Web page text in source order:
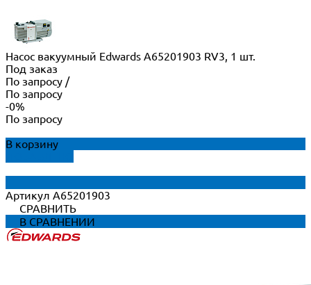
Насос вакуумный Edwards A65201903 RV3, 1 шт.
Под заказ
По запросу /
По запросу
-0%
По запросу
В корзину
Артикул A65201903
СРАВНИТЬ
В СРАВНЕНИИ